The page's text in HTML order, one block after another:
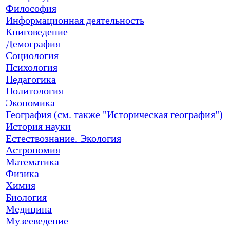
Философия
Информационная деятельность
Книговедение
Демография
Социология
Психология
Педагогика
Политология
Экономика
География (см. также "Историческая география")
История науки
Естествознание. Экология
Астрономия
Математика
Физика
Химия
Биология
Медицина
Музееведение